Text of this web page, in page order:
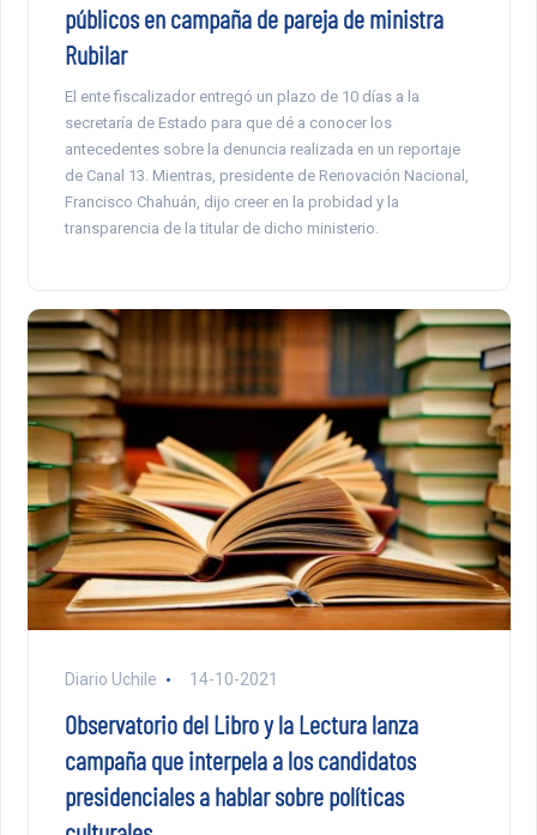
públicos en campaña de pareja de ministra
Rubilar
El ente fiscalizador entregó un plazo de 10 días a la
secretaría de Estado para que dé a conocer los
antecedentes sobre la denuncia realizada en un reportaje
de Canal 13. Mientras, presidente de Renovación Nacional,
Francisco Chahuán, dijo creer en la probidad y la
transparencia de la titular de dicho ministerio.
Diario Uchile 14-10-2021
Observatorio del Libro y la Lectura lanza
campaña que interpela a los candidatos
presidenciales a hablar sobre políticas